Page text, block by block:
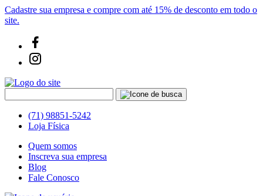
Cadastre sua empresa e compre com até 15% de desconto em todo o
site.
(71) 98851-5242
Loja Física
Quem somos
Inscreva sua empresa
Blog
Fale Conosco